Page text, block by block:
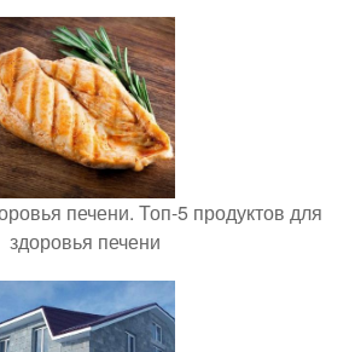
печени. Топ-5 продуктов для
здоровья печени